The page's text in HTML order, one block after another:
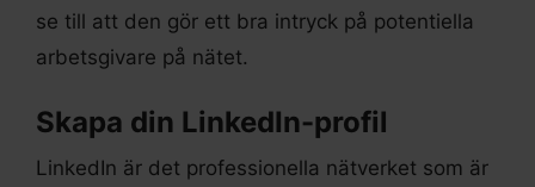
se till att den gör ett bra intryck på potentiella
arbetsgivare på nätet.
Skapa din LinkedIn-profil
LinkedIn är det professionella nätverket som är